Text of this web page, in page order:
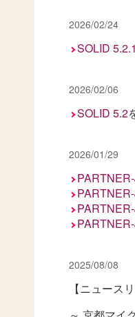
2026/02/24
SOLID 5.2.1
2026/02/06
SOLID 5.2
2026/01/29
2025/08/08
【ニュース